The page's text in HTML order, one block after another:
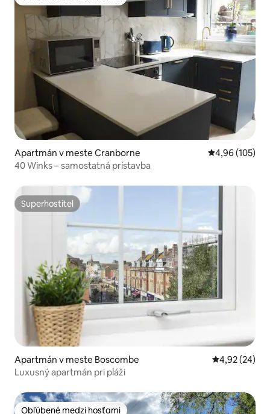
Apartmán v meste Cranborne Priemerné
4,96 (105)
40 Winks – samostatná prístavba
Superhostiteľ
Superhostiteľ
Apartmán v meste Boscombe Priemerné
4,92 (24)
Luxusný apartmán pri pláži
Obľúbené medzi hosťami